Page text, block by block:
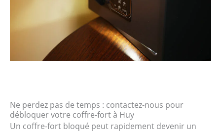
Ne perdez pas de temps : contactez-nous pour
débloquer votre coffre-fort à Huy
Un coffre-fort bloqué peut rapidement devenir un